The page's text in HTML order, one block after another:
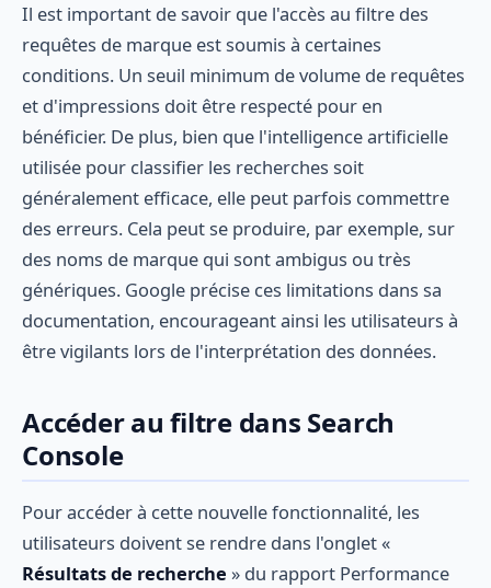
Il est important de savoir que l'accès au filtre des
requêtes de marque est soumis à certaines
conditions. Un seuil minimum de volume de requêtes
et d'impressions doit être respecté pour en
bénéficier. De plus, bien que l'intelligence artificielle
utilisée pour classifier les recherches soit
généralement efficace, elle peut parfois commettre
des erreurs. Cela peut se produire, par exemple, sur
des noms de marque qui sont ambigus ou très
génériques. Google précise ces limitations dans sa
documentation, encourageant ainsi les utilisateurs à
être vigilants lors de l'interprétation des données.
Accéder au filtre dans Search
Console
Pour accéder à cette nouvelle fonctionnalité, les
utilisateurs doivent se rendre dans l'onglet «
Résultats de recherche » du rapport Performance